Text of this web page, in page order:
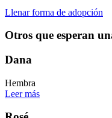
Llenar forma de adopción
Otros que esperan
Dana
Hembra
Leer más